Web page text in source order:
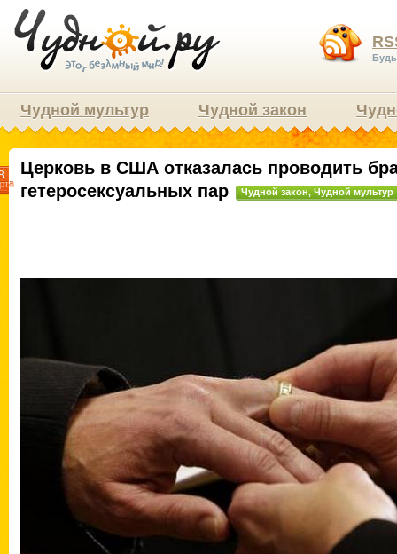
Чудной мультур Чудной закон
Церковь в США отказалась проводить
гетеросексуальных пар
Чудной закон,Чудной мультур